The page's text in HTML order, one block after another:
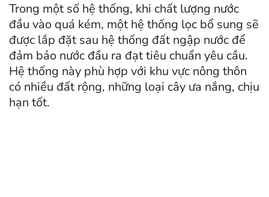
Trong một số hệ thống, khi chất lượng nước
đầu vào quá kém, một hệ thống lọc bổ sung sẽ
được lắp đặt sau hệ thống đất ngập nước để
đảm bảo nước đầu ra đạt tiêu chuẩn yêu cầu.
Hệ thống này phù hợp với khu vực nông thôn
có nhiều đất rộng, những loại cây ưa nắng, chịu
hạn tốt.